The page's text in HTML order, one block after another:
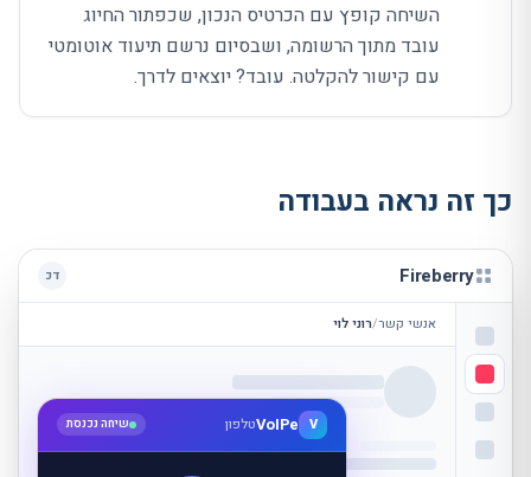
השיחה קופץ עם הכרטיס הנכון, שכפתור החיוג
עובד מתוך הרשומה, ושבסיום נרשם תיעוד אוטומטי
עם קישור להקלטה. עובד? יוצאים לדרך.
כך זה נראה בעבודה
Fireberry דכ
אנשי קשר/רוני לוי
V
VoIPeטלפון שיחה נכנסת